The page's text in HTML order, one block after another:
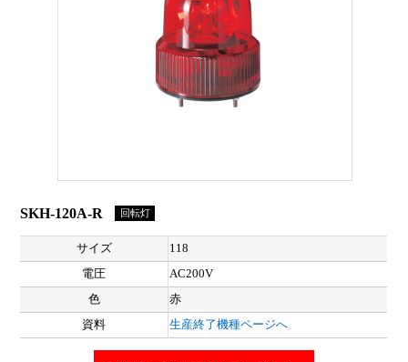
SKH-120A-R 回転灯
サイズ
118
電圧
AC200V
色
赤
資料
生産終了機種ページへ